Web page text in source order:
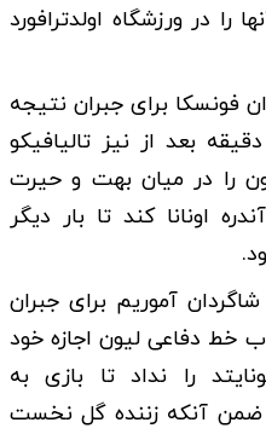
۷۱ نگرانی آنها را در ورزشگاه اولدترافورد
فونسکا برای جبران نتیجه
بعد از نیز تالیافیکو
را در میان بهت و حیرت
اونانا کند تا بار دیگر
آموریم برای جبران
خط دفاعی لیون اجازه خود
را نداد تا بازی به
آنکه زننده گل نخست